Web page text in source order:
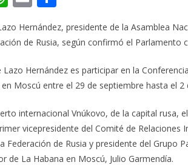
at
A
p
p
m
ai m
p
ar
ti
r
Hernández, presidente de la Asamblea
de Rusia, según confirmó el Parlamento
Hernández es participar en la
Moscú entre el 29 de septiembre hasta el 2
internacional Vnúkovo, de la capital rusa,
vicepresidente del Comité de Relaciones
Federación de Rusia y presidente del Grupo
de La Habana en Moscú, Julio Garmendía.